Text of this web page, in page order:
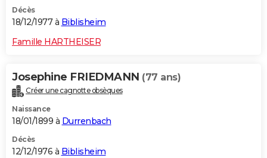
Décès
18/12/1977 à Biblisheim
Famille HARTHEISER
Josephine FRIEDMANN (77 ans)
Créer une cagnotte obsèques
Naissance
18/01/1899 à Durrenbach
Décès
12/12/1976 à Biblisheim